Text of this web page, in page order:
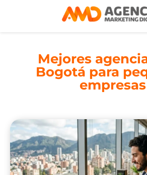
Mejores
Bogotá para
empresas